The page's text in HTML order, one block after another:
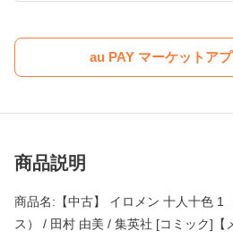
au PAY マーケットア
商品説明
商品名:【中古】 イロメン 十人十色 1
ス） / 田村 由美 / 集英社 [コミック]【